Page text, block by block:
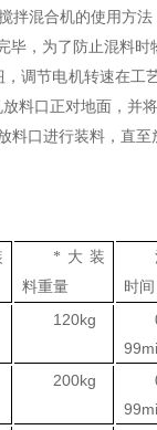
拌混合机的使用方
毕，为了防止混料
调节电机转速在工
料口正对地面，并
口进行装料，直至
*大装
料重量
时间
120kg
200kg